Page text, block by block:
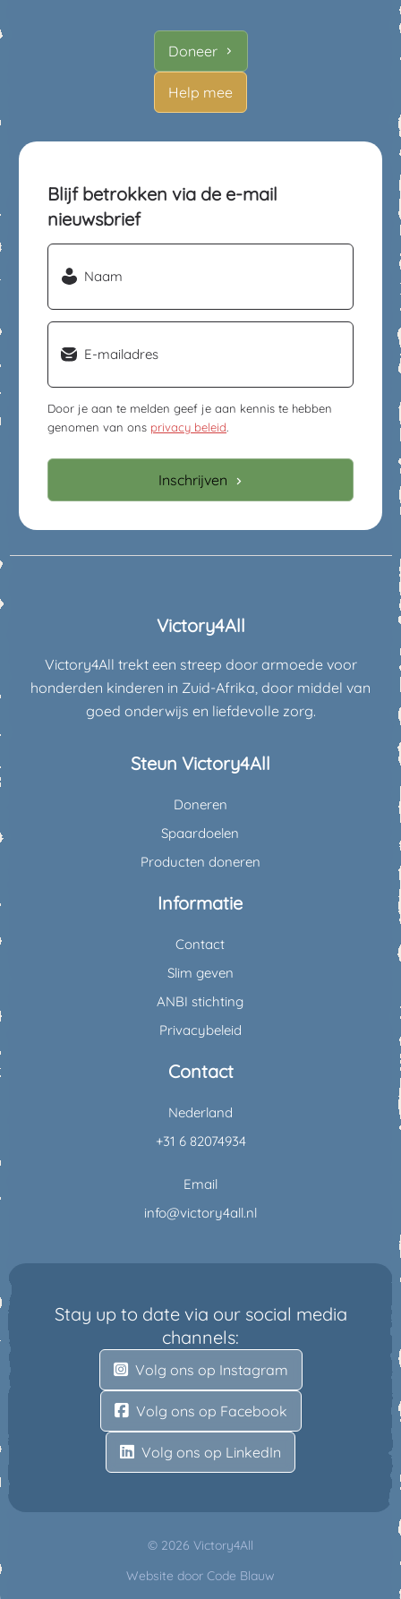
Doneer
Help mee
Blijf betrokken via de e-mail
nieuwsbrief
Naam
Email
Door je aan te melden geef je aan kennis te hebben
genomen van ons privacy beleid.
Inschrijven
Victory4All
Victory4All trekt een streep door armoede voor
honderden kinderen in Zuid-Afrika, door middel van
goed onderwijs en liefdevolle zorg.
Steun Victory4All
Doneren
Spaardoelen
Producten doneren
Informatie
Contact
Slim geven
ANBI stichting
Privacybeleid
Contact
Nederland
+31 6 82074934
Email
info@victory4all.nl
Stay up to date via our social media
channels:
Volg ons op Instagram
Volg ons op Facebook
Volg ons op LinkedIn
© 2026 Victory4All
Website door Code Blauw